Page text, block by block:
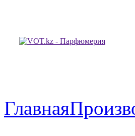
Главная